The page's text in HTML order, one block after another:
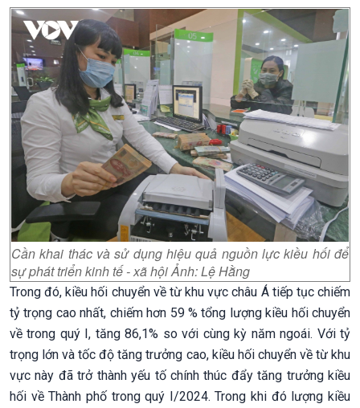
Cần khai thác và sử dụng hiệu quả nguồn lực kiều hối để
sự phát triển kinh tế - xã hội Ảnh: Lệ Hằng
Trong đó, kiều hối chuyển về từ khu vực châu Á tiếp tục chiếm
tỷ trọng cao nhất, chiếm hơn 59 % tổng lượng kiều hối chuyển
về trong quý I, tăng 86,1% so với cùng kỳ năm ngoái. Với tỷ
trọng lớn và tốc độ tăng trưởng cao, kiều hối chuyển về từ khu
vực này đã trở thành yếu tố chính thúc đẩy tăng trưởng kiều
hối về Thành phố trong quý I/2024. Trong khi đó lượng kiều